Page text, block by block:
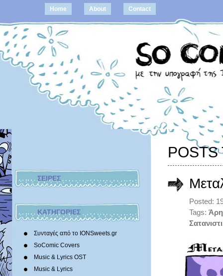
Home About Contact
ΣΕΙΡΕΣ
ΚΑΤΗΓΟΡΙΕΣ
Συνταγές από το IONSweets.gr
SoComic Covers
Music & Lyrics OST
Music & Lyrics
POSTS
Posted:
Tags: